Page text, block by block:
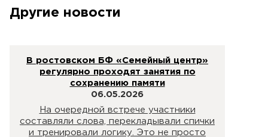
Другие новости
В ростовском БФ «Семейный центр»
регулярно проходят занятия по
сохранению памяти
06.05.2026
На очередной встрече участники
составляли слова, перекладывали спички
и тренировали логику. Это не просто